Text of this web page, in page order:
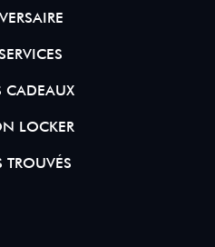
CADEAUX
LOCKER
TROUVÉS